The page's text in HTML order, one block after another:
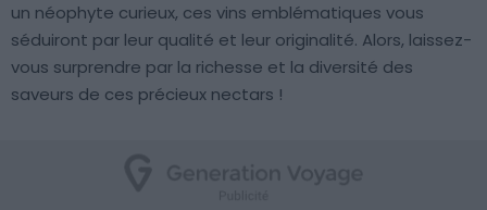
un néophyte curieux, ces vins emblématiques vous
séduiront par leur qualité et leur originalité. Alors, laissez-
vous surprendre par la richesse et la diversité des
saveurs de ces précieux nectars !